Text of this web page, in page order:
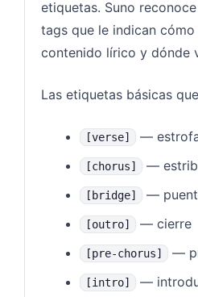
etiquetas. Suno
tags que le indican
contenido lírico y dónde
Las etiquetas básicas
[verse] —
[chorus] —
[bridge] —
[outro] — cierre
[pre-chorus] —
[intro] —